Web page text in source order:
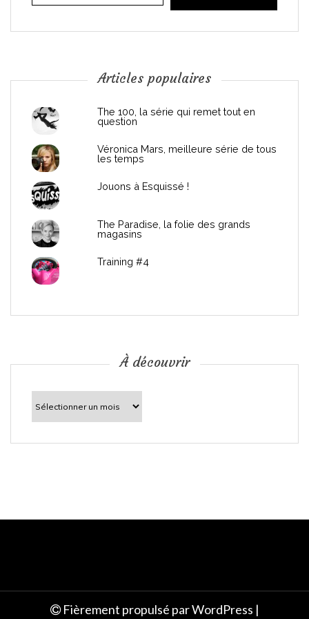
n
c
Articles populaires
The 100, la série qui remet tout en
question
Véronica Mars, meilleure série de tous
les temps
Jouons à Esquissé !
The Paradise, la folie des grands
magasins
Training #4
À découvrir
découvrir
Fièrement propulsé par WordPress |